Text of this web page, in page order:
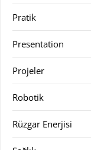
Pratik
Presentation
Projeler
Robotik
Rüzgar Enerjisi